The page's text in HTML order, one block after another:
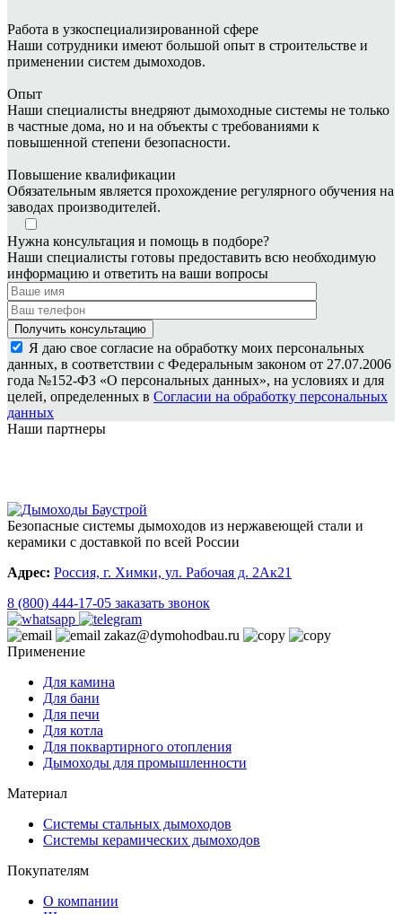
Работа в узкоспециализированной сфере
Наши сотрудники имеют большой опыт в строительстве и
применении систем дымоходов.
Опыт
Наши специалисты внедряют дымоходные системы не только
в частные дома, но и на объекты с требованиями к
повышенной степени безопасности.
Повышение квалификации
Обязательным является прохождение регулярного обучения на
заводах производителей.
Нужна консультация и помощь в подборе?
Наши специалисты готовы предоставить всю необходимую
информацию и ответить на ваши вопросы
Я даю свое согласие на обработку моих персональных
данных, в соответствии с Федеральным законом от 27.07.2006
года №152-ФЗ «О персональных данных», на условиях и для
целей, определенных в Согласии на обработку персональных
данных
Наши партнеры
Безопасные системы дымоходов из нержавеющей стали и
керамики с доставкой по всей России
Адрес: Россия, г. Химки, ул. Рабочая д. 2Ак21
8 (800) 444-17-05 заказать звонок
zakaz@dymohodbau.ru
Применение
Для камина
Для бани
Для печи
Для котла
Для поквартирного отопления
Дымоходы для промышленности
Материал
Системы стальных дымоходов
Системы керамических дымоходов
Покупателям
О компании